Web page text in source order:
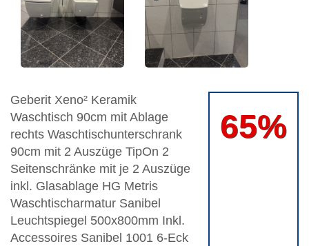
Geberit Xeno² Keramik
Waschtisch 90cm mit Ablage
rechts Waschtischunterschrank
90cm mit 2 Auszüge TipOn 2
Seitenschränke mit je 2 Auszüge
inkl. Glasablage HG Metris
Waschtischarmatur Sanibel
Leuchtspiegel 500x800mm Inkl.
Accessoires Sanibel 1001 6-Eck
65%